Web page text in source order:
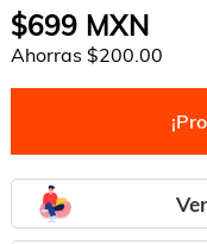
$699MXN
Ahorras $200.00